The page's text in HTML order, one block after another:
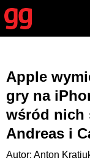
Apple
gry na
wśród nich
Andreas i
Autor: Anton